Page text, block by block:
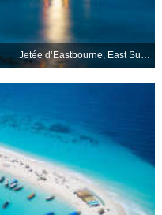
Jetée d’Eastbourne, East Sussex, Angleterre